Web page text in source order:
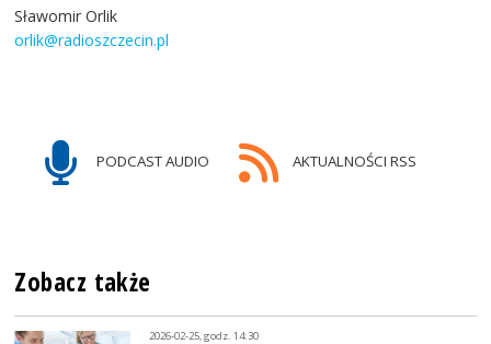
Sławomir Orlik
orlik@radioszczecin.pl
PODCAST AUDIO AKTUALNOŚCI RSS
Zobacz także
2026-02-25, godz. 14:30